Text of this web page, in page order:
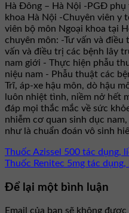
Hà Đông – Hà Nội -PGĐ
khoa Hà Nội -Chuyên viên y
viên bộ môn Ngoại khoa tại
chuyên môn: -Tư vấn và điều
vấn và điều trị các bệnh lây
nam giới - Thực hiện phẫu
niệu nam - Phẫu thuật các
Trĩ, áp-xe hậu môn, dò hậu
luôn nhiệt tình, niềm nở hết
đáp mọi thắc mắc về sức
nhiễm cơ quan sinh dục
như là chuẩn đoán vô sinh
Thuốc Azissel 500 tác dụng,
Thuốc Renitec 5mg tác
Để lại một bình luận
Email của bạn sẽ không